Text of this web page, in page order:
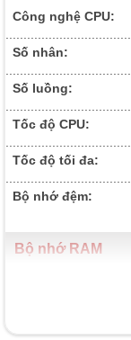
Công nghệ CPU:
Số nhân:
Số luồng:
Tốc độ CPU:
Tốc độ tối đa:
Bộ nhớ đệm:
Bộ nhớ RAM